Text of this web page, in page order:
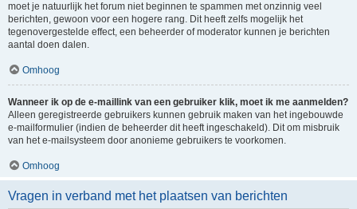
moet je natuurlijk het forum niet beginnen te spammen met onzinnig veel
berichten, gewoon voor een hogere rang. Dit heeft zelfs mogelijk het
tegenovergestelde effect, een beheerder of moderator kunnen je berichten
aantal doen dalen.
Omhoog
Wanneer ik op de e-maillink van een gebruiker klik, moet ik me aanmelden?
Alleen geregistreerde gebruikers kunnen gebruik maken van het ingebouwde
e-mailformulier (indien de beheerder dit heeft ingeschakeld). Dit om misbruik
van het e-mailsysteem door anonieme gebruikers te voorkomen.
Omhoog
Vragen in verband met het plaatsen van berichten